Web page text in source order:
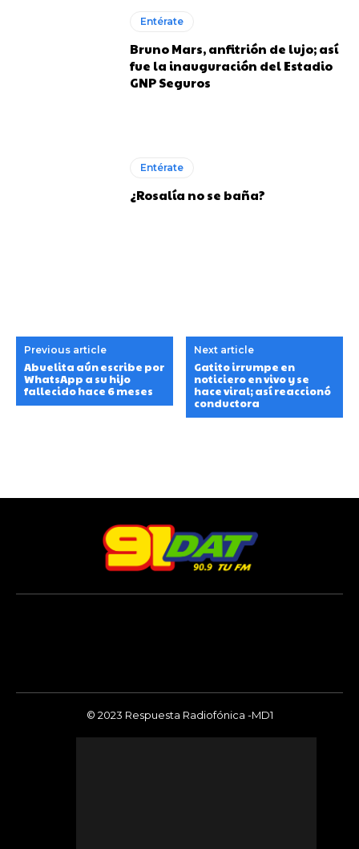
Entérate
Bruno Mars, anfitrión de lujo; así
fue la inauguración del Estadio
GNP Seguros
Entérate
¿Rosalía no se baña?
Previous article
Abuelita aún escribe por
WhatsApp a su hijo
fallecido hace 6 meses
Next article
Gatito irrumpe en
noticiero en vivo y se
hace viral; así reaccionó
conductora
© 2023 Respuesta Radiofónica -MD1